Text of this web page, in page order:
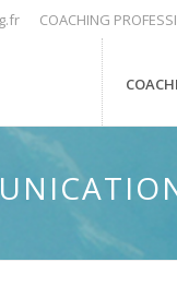
COACHING